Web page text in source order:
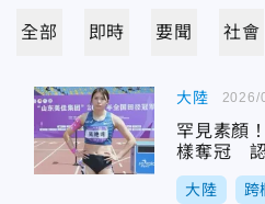
全部 即時 要聞 社會
大陸
罕見素顏
樣奪冠 認
大陸 跨
2026/